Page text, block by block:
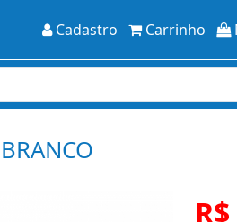
Cadastro Carrinho